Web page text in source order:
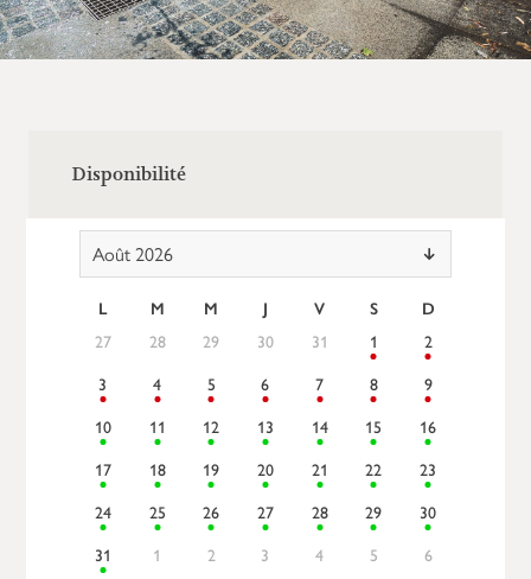
Disponibilité
Août 2026
L M M J V S
D
27
28 29 30 31 1
2
3
4 5 6 7 8
9
10
11 12 13 14 15
16
17
18 19 20 21 22
23
24
25 26 27 28 29
30
31
1 2 3 4 5 6